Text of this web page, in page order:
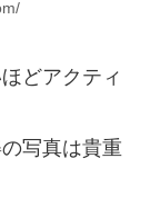
どアクティ
写真は貴重